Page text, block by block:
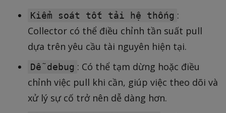
Kiểm soát tốt tải hệ thống :
Collector có thể điều chỉnh tần suất pull
dựa trên yêu cầu tài nguyên hiện tại.
Dễ debug : Có thể tạm dừng hoặc điều
chỉnh việc pull khi cần, giúp việc theo dõi và
xử lý sự cố trở nên dễ dàng hơn.